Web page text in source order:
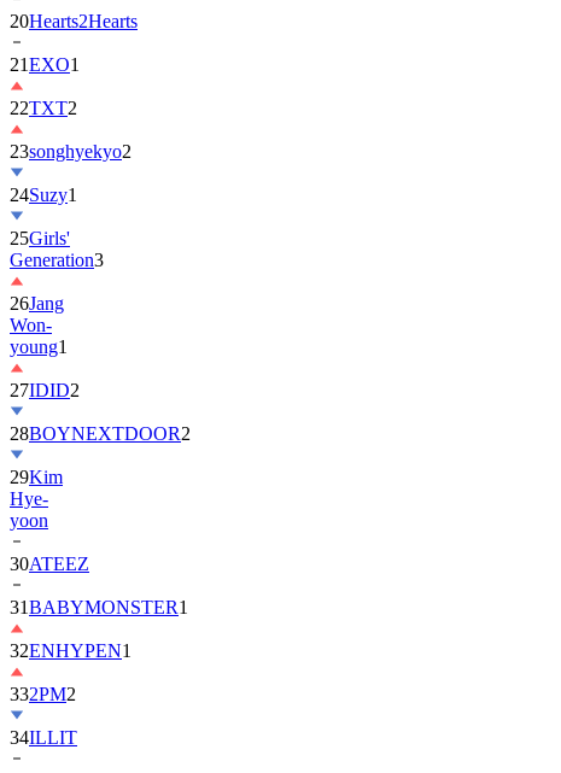
20Hearts2Hearts
21EXO1
22TXT2
23songhyekyo2
24Suzy1
25Girls'
Generation3
26Jang
Won-
young1
27IDID2
28BOYNEXTDOOR2
29Kim
Hye-
yoon
30ATEEZ
31BABYMONSTER1
32ENHYPEN1
332PM2
34ILLIT